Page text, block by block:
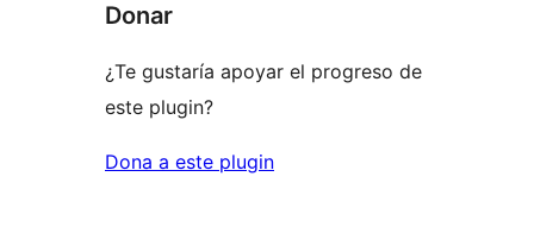
Donar
¿Te gustaría apoyar el progreso de
este plugin?
Dona a este plugin